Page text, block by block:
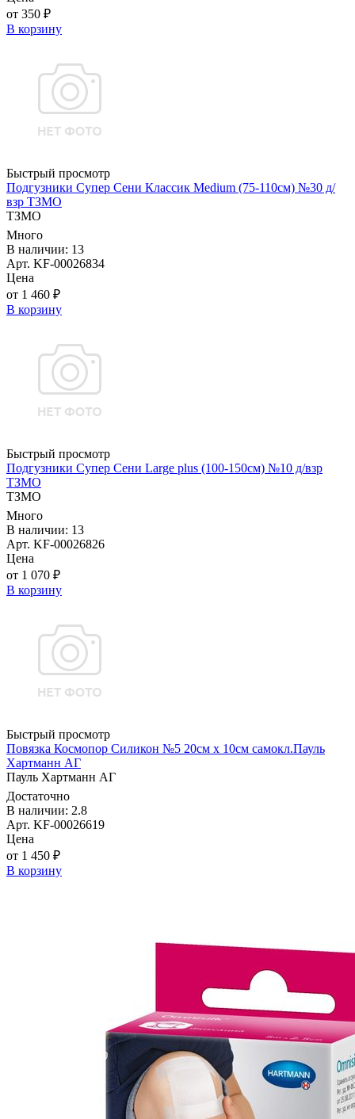
от 350 ₽
В корзину
Быстрый просмотр
Подгузники Супер Сени Классик Medium (75-110см) №30 д/
взр ТЗМО
ТЗМО
Много
В наличии: 13
Арт. KF-00026834
Цена
от 1 460 ₽
В корзину
Быстрый просмотр
Подгузники Супер Сени Large plus (100-150см) №10 д/взр
ТЗМО
ТЗМО
Много
В наличии: 13
Арт. KF-00026826
Цена
от 1 070 ₽
В корзину
Быстрый просмотр
Повязка Космопор Силикон №5 20см х 10см самокл.Пауль
Хартманн AГ
Пауль Хартманн AГ
Достаточно
В наличии: 2.8
Арт. KF-00026619
Цена
от 1 450 ₽
В корзину